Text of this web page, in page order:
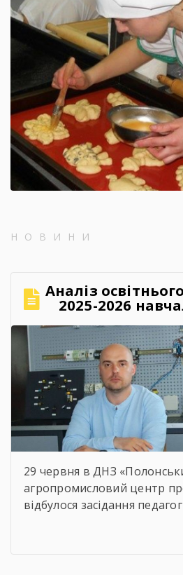
НОВИНИ
Аналіз
2025-2026
29 червня в ДНЗ
агропромисловий центр
відбулося засідання
рік». Метою проведення